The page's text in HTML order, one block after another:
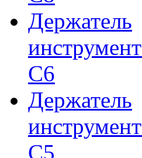
Держатель
C6
Держатель
C5